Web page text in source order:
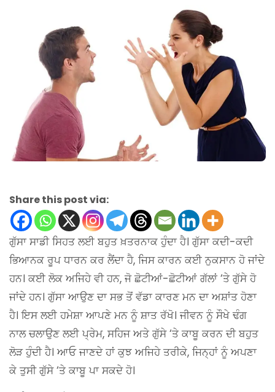
Share this post via:
ਗੁੱਸਾ ਸਾਡੀ ਸਿਹਤ ਲਈ ਬਹੁਤ ਖ਼ਤਰਨਾਕ ਹੁੰਦਾ ਹੈ। ਗੁੱਸਾ ਕਦੀ-ਕਦੀ
ਭਿਆਨਕ ਰੂਪ ਧਾਰਨ ਕਰ ਲੈਂਦਾ ਹੈ, ਜਿਸ ਕਾਰਨ ਕਈ ਨੁਕਸਾਨ ਹੋ ਜਾਂਦੇ
ਹਨ। ਕਈ ਲੋਕ ਅਜਿਹੇ ਵੀ ਹਨ, ਜੋ ਛੋਟੀਆਂ-ਛੋਟੀਆਂ ਗੱਲਾਂ ‘ਤੇ ਗੁੱਸੇ ਹੋ
ਜਾਂਦੇ ਹਨ। ਗੁੱਸਾ ਆਉਣ ਦਾ ਸਭ ਤੋਂ ਵੱਡਾ ਕਾਰਣ ਮਨ ਦਾ ਅਸ਼ਾਂਤ ਹੋਣਾ
ਹੈ। ਇਸ ਲਈ ਹਮੇਸ਼ਾ ਆਪਣੇ ਮਨ ਨੂੰ ਸ਼ਾਤ ਰੱਖੋ। ਜੀਵਨ ਨੂੰ ਸੌਖੇ ਢੰਗ
ਨਾਲ ਚਲਾਉਣ ਲਈ ਪ੍ਰੇਮ, ਸਹਿਜ ਅਤੇ ਗੁੱਸੇ ‘ਤੇ ਕਾਬੂ ਕਰਨ ਦੀ ਬਹੁਤ
ਲੋੜ ਹੁੰਦੀ ਹੈ। ਆਓ ਜਾਣਦੇ ਹਾਂ ਕੁਝ ਅਜਿਹੇ ਤਰੀਕੇ, ਜਿਨ੍ਹਾਂ ਨੂੰ ਅਪਣਾ
ਕੇ ਤੁਸੀ ਗੁੱਸੇ ‘ਤੇ ਕਾਬੂ ਪਾ ਸਕਦੇ ਹੋ।